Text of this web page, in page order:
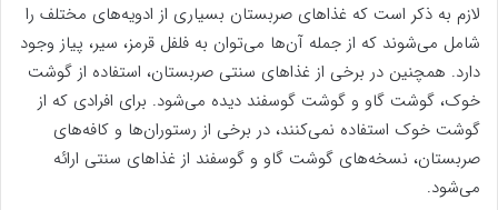
لازم به ذکر است که غذاهای صربستان بسیاری از ادویه‌های مختلف را
شامل می‌شوند که از جمله آن‌ها می‌توان به فلفل قرمز، سیر، پیاز وجود
دارد. همچنین در برخی از غذاهای سنتی صربستان، استفاده از گوشت
خوک، گوشت گاو و گوشت گوسفند دیده می‌شود. برای افرادی که از
گوشت خوک استفاده نمی‌کنند، در برخی از رستوران‌ها و کافه‌های
صربستان، نسخه‌های گوشت گاو و گوسفند از غذاهای سنتی ارائه
می‌شود.